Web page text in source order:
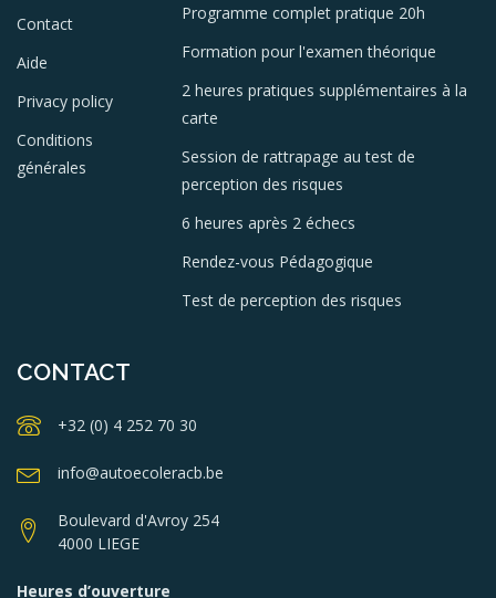
Contact
Aide
Privacy policy
Conditions
générales
Programme complet pratique 20h
Formation pour l'examen théorique
2 heures pratiques supplémentaires à la
carte
Session de rattrapage au test de
perception des risques
6 heures après 2 échecs
Rendez-vous Pédagogique
Test de perception des risques
CONTACT
+32 (0) 4 252 70 30
info@autoecoleracb.be
Boulevard d'Avroy 254
4000 LIEGE
Heures d’ouverture